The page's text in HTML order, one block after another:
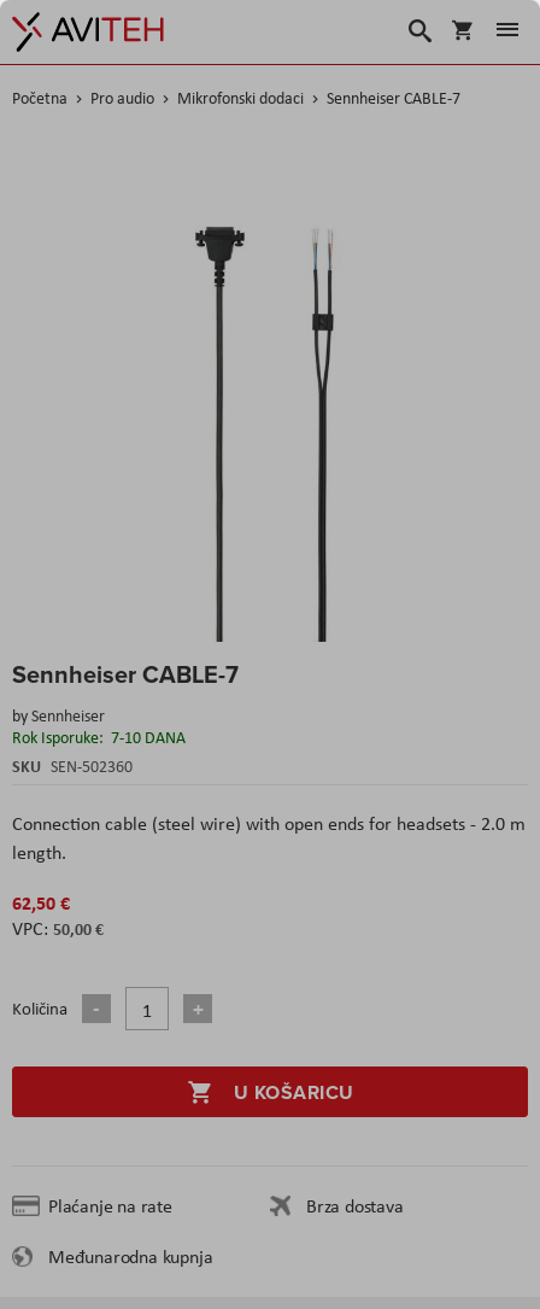
Košarica
Traži
Početna Pro audio Mikrofonski dodaci Sennheiser CABLE-7
Sennheiser CABLE-7
bySennheiser
Rok Isporuke: 7-10 DANA
SKU SEN-502360
Connection cable (steel wire) with open ends for headsets - 2.0 m
length.
62,50 €
50,00 €
Količina
U KOŠARICU
Plaćanje na rate
Brza dostava
Međunarodna kupnja
to
beginning
of
the